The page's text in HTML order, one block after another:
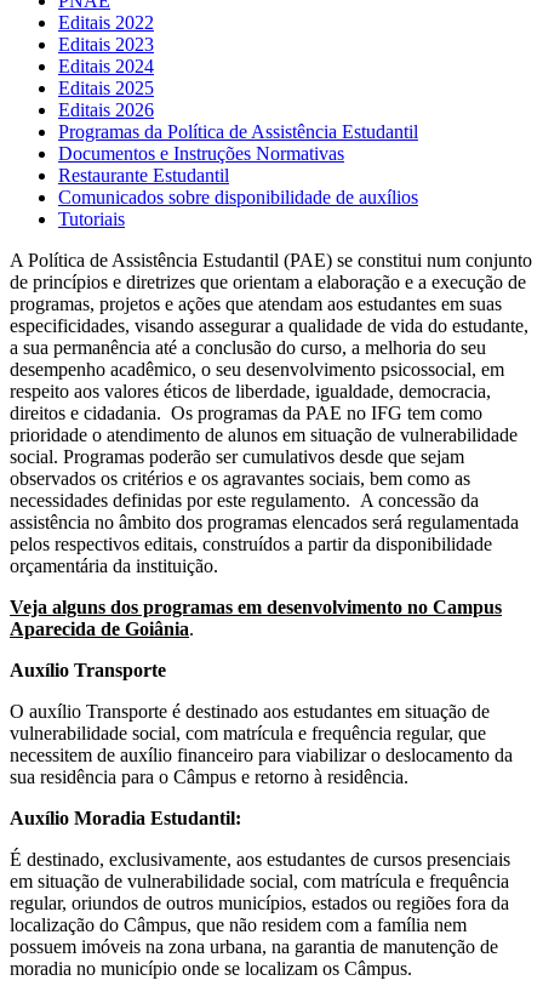
Editais 2022
Editais 2023
Editais 2024
Editais 2025
Editais 2026
Programas da Política de Assistência Estudantil
Documentos e Instruções Normativas
Restaurante Estudantil
Comunicados sobre disponibilidade de auxílios
Tutoriais
A Política de Assistência Estudantil (PAE) se constitui num conjunto
de princípios e diretrizes que orientam a elaboração e a execução de
programas, projetos e ações que atendam aos estudantes em suas
especificidades, visando assegurar a qualidade de vida do estudante,
a sua permanência até a conclusão do curso, a melhoria do seu
desempenho acadêmico, o seu desenvolvimento psicossocial, em
respeito aos valores éticos de liberdade, igualdade, democracia,
direitos e cidadania. Os programas da PAE no IFG tem como
prioridade o atendimento de alunos em situação de vulnerabilidade
social. Programas poderão ser cumulativos desde que sejam
observados os critérios e os agravantes sociais, bem como as
necessidades definidas por este regulamento. A concessão da
assistência no âmbito dos programas elencados será regulamentada
pelos respectivos editais, construídos a partir da disponibilidade
orçamentária da instituição.
Veja alguns dos programas em desenvolvimento no Campus
Aparecida de Goiânia.
Auxílio Transporte
O auxílio Transporte é destinado aos estudantes em situação de
vulnerabilidade social, com matrícula e frequência regular, que
necessitem de auxílio financeiro para viabilizar o deslocamento da
sua residência para o Câmpus e retorno à residência.
Auxílio Moradia Estudantil:
É destinado, exclusivamente, aos estudantes de cursos presenciais
em situação de vulnerabilidade social, com matrícula e frequência
regular, oriundos de outros municípios, estados ou regiões fora da
localização do Câmpus, que não residem com a família nem
possuem imóveis na zona urbana, na garantia de manutenção de
moradia no município onde se localizam os Câmpus.